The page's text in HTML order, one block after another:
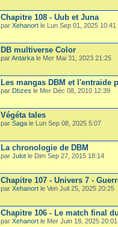
Chapitre 108 - Uub et Juna
par Xehanort le Lun Sep 01, 2025 10:41
DB multiverse Color
parAntarka le Mer Mai 31, 2023 21:25
Les mangas DBM et l'entraide
par Dbzes le Mer Déc 08, 2010 12:39
Végéta tales
par Saga le Lun Sep 08, 2025 5:07
La chronologie de DBM
par Julot le Dim Sep 27, 2015 18:14
Chapitre 107 - Univers 7 -
par Xehanort le Ven Juil 25, 2025 20:25
Chapitre 106 - Le match final
par Xehanort le Mer Juin 18, 2025 20:01